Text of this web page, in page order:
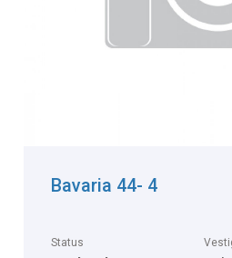
Bavaria 44- 4
Status